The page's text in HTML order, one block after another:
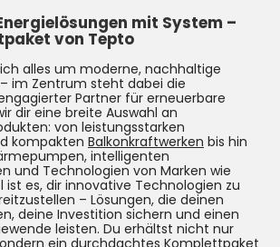
mit System –
von Tepto
alles um moderne, nachhaltige
im Zentrum steht dabei die
Partner für erneuerbare
dir eine breite Auswahl an
von leistungsstarken
kompakten Balkonkraftwerken bis hin
intelligenten
und Technologien von Marken wie
ist es, dir innovative Technologien zu
– Lösungen, die deinen
deine Investition sichern und einen
leisten. Du erhältst nicht nur
ein durchdachtes Komplettpaket